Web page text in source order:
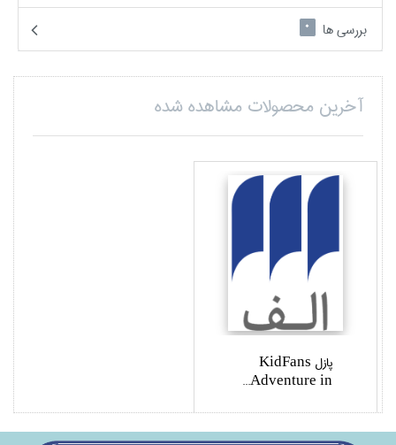
بررسی ها
0
آخرین محصولات مشاهده شده
پازل KidFans
Adventure in...